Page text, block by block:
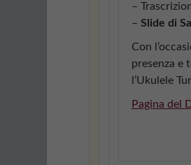
–
– Slide di
Con
presenza e
l’Ukulele
Pagina del